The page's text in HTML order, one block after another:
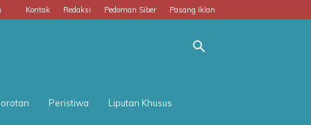
Kontak Redaksi Pedoman Siber Pasang Iklan
Peristiwa Liputan Khusus